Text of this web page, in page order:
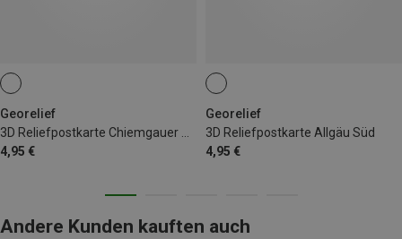
Georelief
4,95 €
Georelief
3D Reliefpostkarte Allgäu Süd
4,95 €
Andere Kunden kauften auch